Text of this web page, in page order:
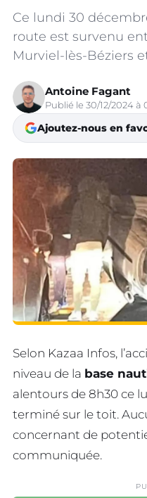
Ce lundi 30
route est survenu
Murviel-lès-Béziers
Antoine Fagant
Publié le 30/12/2024 à
Ajoutez-nous en
Selon Kazaa Infos,
niveau de la base
alentours de 8h30 ce
terminé sur le toit.
concernant de
communiquée.